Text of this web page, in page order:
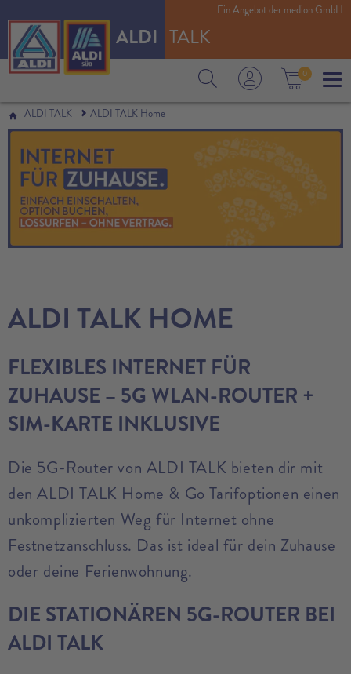
ALDI TALK
0
Ein Angebot der medion GmbH
ALDI TALK ALDI TALK Home
ALDI TALK HOME
FLEXIBLES INTERNET FÜR
ZUHAUSE – 5G WLAN-ROUTER +
SIM-KARTE INKLUSIVE
Die 5G-Router von ALDI TALK bieten dir mit
den ALDI TALK Home & Go Tarifoptionen einen
unkomplizierten Weg für Internet ohne
Festnetzanschluss. Das ist ideal für dein Zuhause
oder deine Ferienwohnung.
DIE STATIONÄREN 5G-ROUTER BEI
ALDI TALK